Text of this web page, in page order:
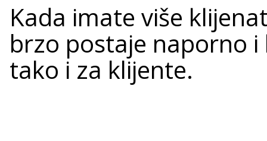
Kada imate više
brzo postaje naporno
tako i za klijente.